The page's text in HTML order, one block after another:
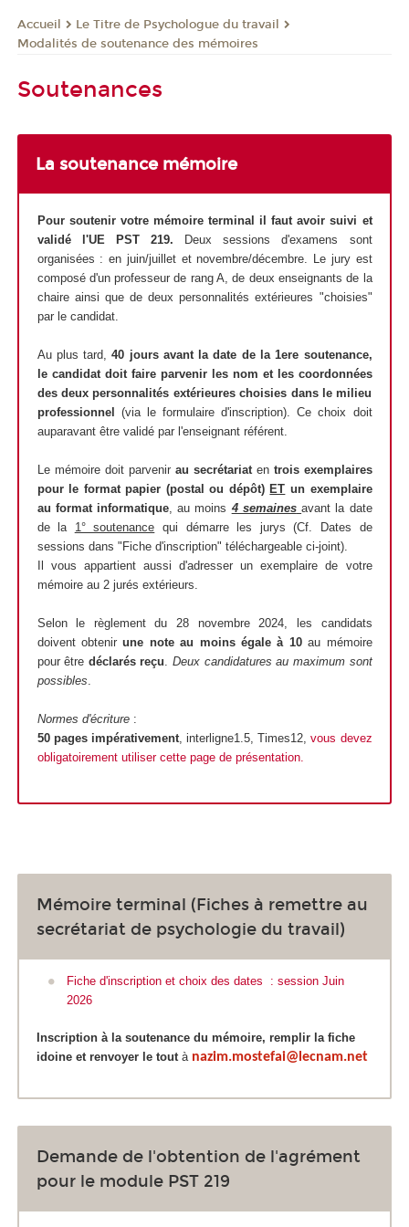
Accueil
Le Titre de Psychologue du travail
Modalités de soutenance des mémoires
Soutenances
La soutenance mémoire
Pour soutenir votre mémoire terminal il faut avoir suivi et
validé l'UE PST 219. Deux sessions d'examens sont
organisées : en juin/juillet et novembre/décembre. Le jury est
composé d'un professeur de rang A, de deux enseignants de la
chaire ainsi que de deux personnalités extérieures "choisies"
par le candidat.
Au plus tard,40 jours avant la date de la 1ere soutenance,
le candidat doit faire parvenir les nom et les coordonnées
des deux personnalités extérieures choisies dans le milieu
professionnel (via le formulaire d'inscription). Ce choix doit
auparavant être validé par l'enseignant référent.
Le mémoire doit parvenir au secrétariat en trois exemplaires
pour le format papier (postal ou dépôt) ET un exemplaire
au format informatique, au moins 4 semaines avant la date
de la 1° soutenance qui démarre les jurys (Cf. Dates de
sessions dans "Fiche d'inscription" téléchargeable ci-joint).
Il vous appartient aussi d'adresser un exemplaire de votre
mémoire au 2 jurés extérieurs.
Selon le règlement du 28 novembre 2024, les candidats
doivent obtenirune note au moins égale à 10au mémoire
pour être déclarés reçu. Deux candidatures au maximum sont
possibles.
Normes d'écriture:
50 pages impérativement, interligne1.5, Times12,vous devez
obligatoirement utiliser cette page de présentation.
Mémoire terminal (Fiches à remettre au
secrétariat de psychologie du travail)
Fiche d'inscription et choix des dates : session Juin
2026
Inscription à la soutenance du mémoire, remplir la fiche
idoine et renvoyer le tout à nazim.mostefai@lecnam.net
Demande de l'obtention de l'agrément
pour le module PST 219